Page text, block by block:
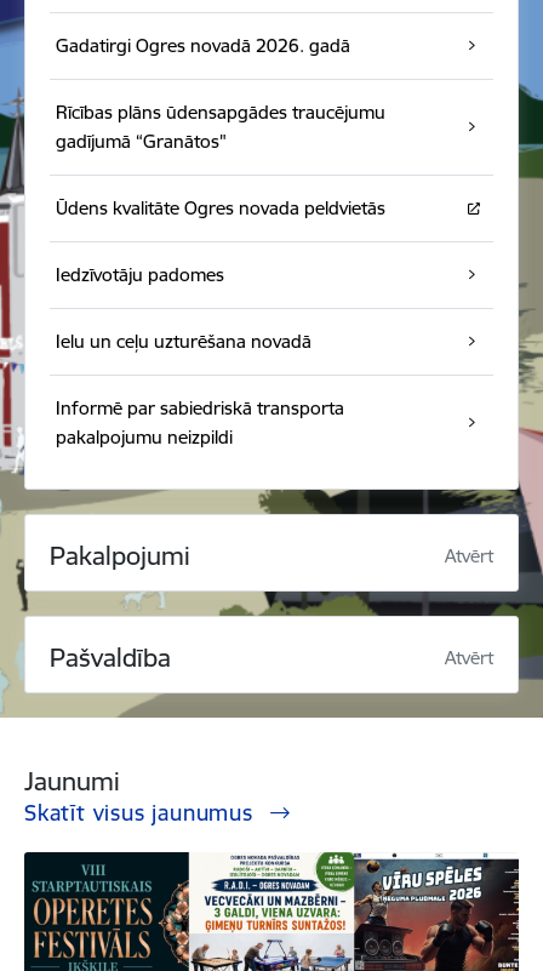
Gadatirgi Ogres novadā 2026. gadā
Rīcības plāns ūdensapgādes traucējumu
gadījumā “Granātos"
Ūdens kvalitāte Ogres novada peldvietās
Iedzīvotāju padomes
Ielu un ceļu uzturēšana novadā
Informē par sabiedriskā transporta
pakalpojumu neizpildi
Pakalpojumi Atvērt
Pašvaldība Atvērt
Jaunumi
Skatīt visus jaunumus